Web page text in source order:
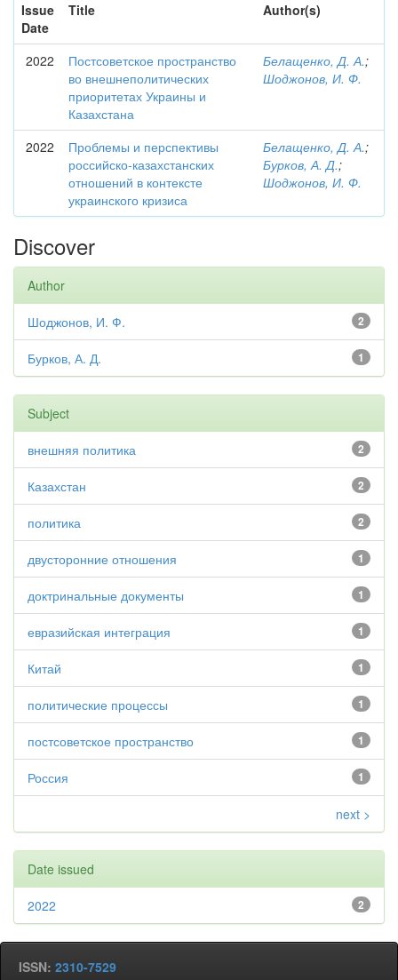
Issue
Date
Title Author(s)
2022
Постсоветское пространство
во внешнеполитических
приоритетах Украины и
Казахстана
Белащенко, Д. А.;
Шоджонов, И. Ф.
2022
Проблемы и перспективы
российско-казахстанских
отношений в контексте
украинского кризиса
Белащенко, Д. А.;
Бурков, А. Д.;
Шоджонов, И. Ф.
Discover
Author
2
Шоджонов, И. Ф.
1
Бурков, А. Д.
Subject
2
внешняя политика
2
Казахстан
2
политика
1
двусторонние отношения
1
доктринальные документы
1
евразийская интеграция
1
Китай
1
политические процессы
1
постсоветское пространство
1
Россия
next >
Date issued
2
2022
ISSN: 2310-7529